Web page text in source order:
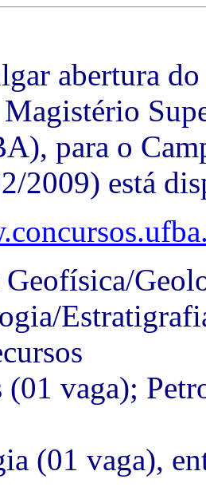
abertura
para o
2009) está
Geofísica/
(01 vaga);
(01 vaga),